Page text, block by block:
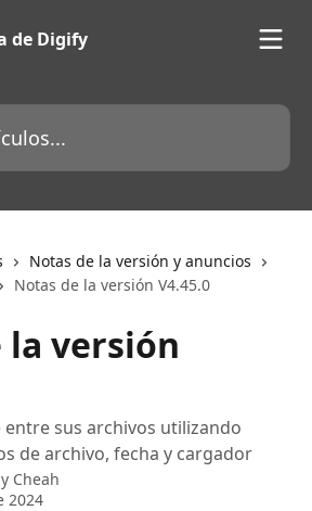
Notas de la versión y anuncios
Notas de la versión V4.45.0
la versión
sus archivos utilizando
de archivo, fecha y cargador
Cheah
2024